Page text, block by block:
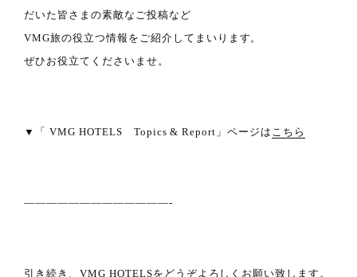
だいた皆さまの素敵なご投稿など
VMG旅の役立つ情報をご紹介してまいります。
ぜひお役立てくださいませ。
▼「 VMG HOTELS Topics & Report」ページは こちら
—————————————-
引き続き、VMG HOTELSをどうぞよろしくお願い致します。